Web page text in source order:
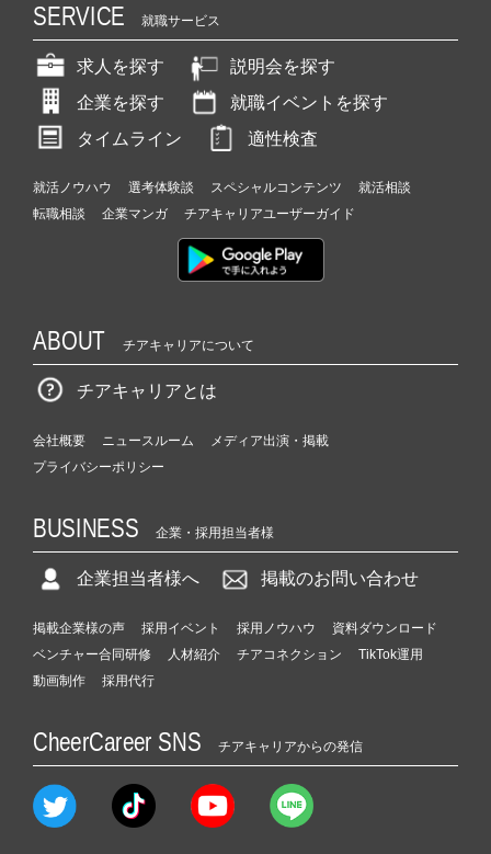
SERVICE 就職サービス
求人を探す
説明会を探す
企業を探す
就職イベントを探す
タイムライン
適性検査
就活ノウハウ 選考体験談 スペシャルコンテンツ
就活相談
転職相談
企業マンガ チアキャリアユーザーガイド
ABOUT チアキャリアについて
チアキャリアとは
会社概要 ニュースルーム
メディア出演・掲載
プライバシーポリシー
BUSINESS 企業・採用担当者様
企業担当者様へ 掲載のお問い合わせ
掲載企業様の声 採用イベント 採用ノウハウ
資料ダウンロード
ベンチャー合同研修
人材紹介 チアコネクション
TikTok運用
動画制作
採用代行
CheerCareer SNS チアキャリアからの発信